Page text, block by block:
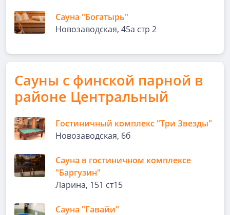
Сауна "Богатырь"
Новозаводская, 45а стр 2
Сауны с финской парной в
районе Центральный
Гостиничный комплекс "Три Звезды"
Новозаводская, 6б
Сауна в гостиничном комплексе
"Баргузин"
Ларина, 151 ст15
Сауна "Гавайи"